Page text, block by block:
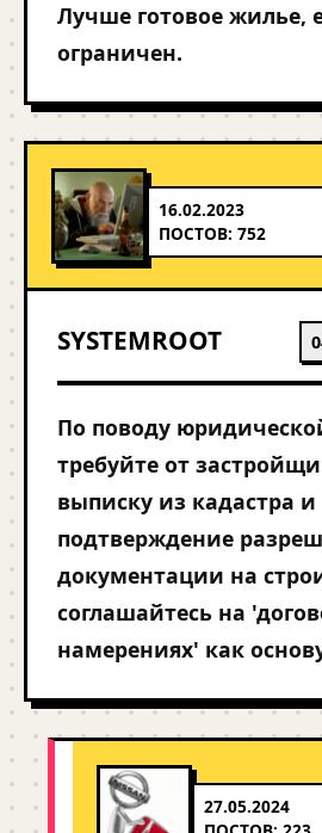
Лучше готовое жилье,
ограничен.
16.02.2023
ПОСТОВ: 752
SYSTEMROOT
По поводу
требуйте от
выписку из кадастра и
подтверждение
документации на
соглашайтесь на
намерениях' как
27.05.2024